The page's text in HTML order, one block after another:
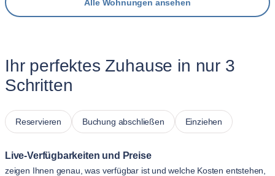
Alle Wohnungen ansehen
Ihr perfektes Zuhause in nur 3
Schritten
Reservieren Buchung abschließen Einziehen
Live-Verfügbarkeiten und Preise
zeigen Ihnen genau, was verfügbar ist und welche Kosten entstehen,